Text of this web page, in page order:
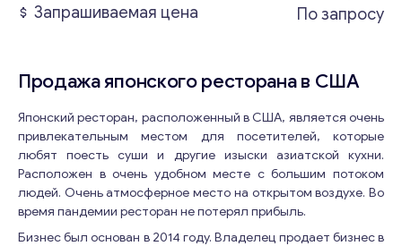
Запрашиваемая цена
По запросу
Продажа японского ресторана в США
Японский ресторан, расположенный в США, является очень
привлекательным местом для посетителей, которые
любят поесть суши и другие изыски азиатской кухни.
Расположен в очень удобном месте с большим потоком
людей. Очень атмосферное место на открытом воздухе. Во
время пандемии ресторан не потерял прибыль.
Бизнес был основан в 2014 году. Владелец продает бизнес в